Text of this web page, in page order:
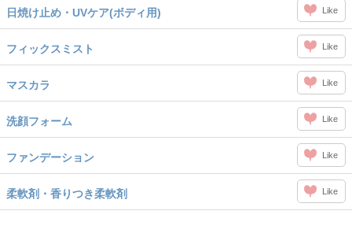
日焼け止め・UVケア(ボディ用) Like
フィックスミスト Like
マスカラ Like
洗顔フォーム Like
ファンデーション Like
柔軟剤・香りつき柔軟剤 Like